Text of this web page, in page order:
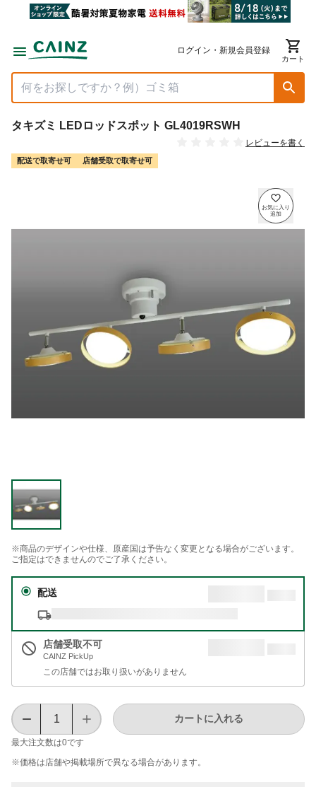
ログイン・新規会員登録
カート
タキズミ LEDロッドスポット GL4019RSWH
レビューを書く
配送で取寄せ可 店舗受取で取寄せ可
※商品のデザインや仕様、原産国は予告なく変更となる場合がございます。
ご指定はできませんのでご了承ください。
配送
店舗受取不可
CAINZ PickUp
この店舗ではお取り扱いがありません
最大注文数は0です
カートに入れる
※価格は​店舗や​掲載場所で​異なる​場合が​あります。